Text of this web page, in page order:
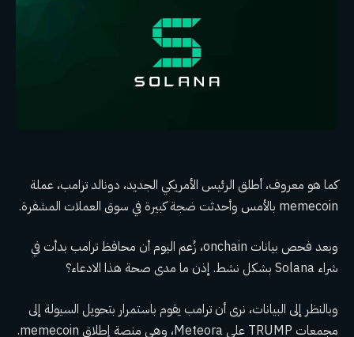
كما هو معروف، أطلق الرئيس الأمريكي الجديد، دونالد ترامب، عملة
memecoin بالأمس وأحدثت ضجة كبيرة في سوق العملات المشفرة.
وبعد فحص بيانات onchain، زُعم اليوم أن محافظ ترامب بدأت في
شراء Solana بشكل نشط. إذن ما مدى صحة هذا الادعاء؟
وبالنظر إلى البيانات، نرى أن ترامب يقوم باستمرار بتحويل السيولة إلى
مجمعات TRUMP على Meteora، وهي منصة إطلاق memecoin.